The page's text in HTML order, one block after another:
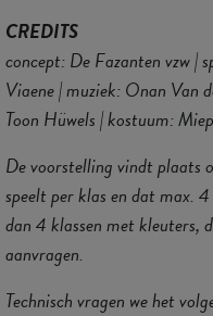
CREDITS
concept: De Fazanten vzw |
Viaene | muziek: Onan Van
Toon Hüwels | kostuum:
De voorstelling vindt plaats
speelt per klas en dat max.
dan 4 klassen met kleuters,
aanvragen.
Technisch vragen we het